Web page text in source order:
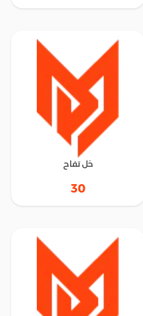
خل تفاح
30